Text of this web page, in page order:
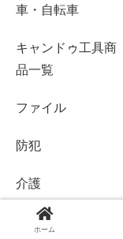
車・自転車
キャンドゥ工具商
品一覧
ファイル
防犯
介護
新商品
ホーム